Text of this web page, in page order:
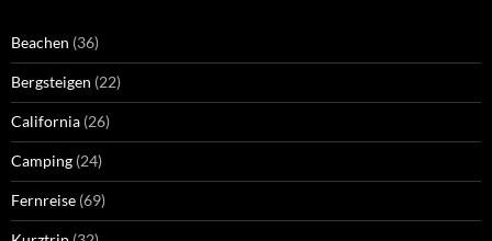
Beachen (36)
Bergsteigen (22)
California (26)
Camping (24)
Fernreise (69)